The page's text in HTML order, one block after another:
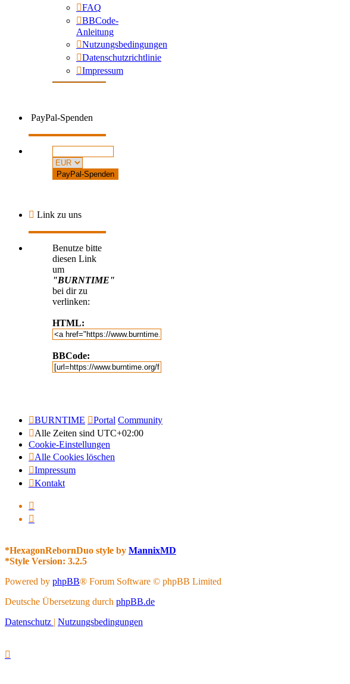
FAQ
BBCode-
Anleitung
Nutzungsbedingungen
Datenschutzrichtlinie
Impressum
PayPal-Spenden
Link zu uns
Benutze bitte
diesen Link
um
"BURNTIME"
bei dir zu
verlinken:
HTML:
BBCode:
BURNTIME Portal Community
Alle Zeiten sind UTC+02:00
Cookie-Einstellungen
Alle Cookies löschen
Impressum
Kontakt
*HexagonRebornDuo style by MannixMD
*Style Version: 3.2.5
Powered by phpBB® Forum Software © phpBB Limited
Deutsche Übersetzung durch phpBB.de
Datenschutz | Nutzungsbedingungen